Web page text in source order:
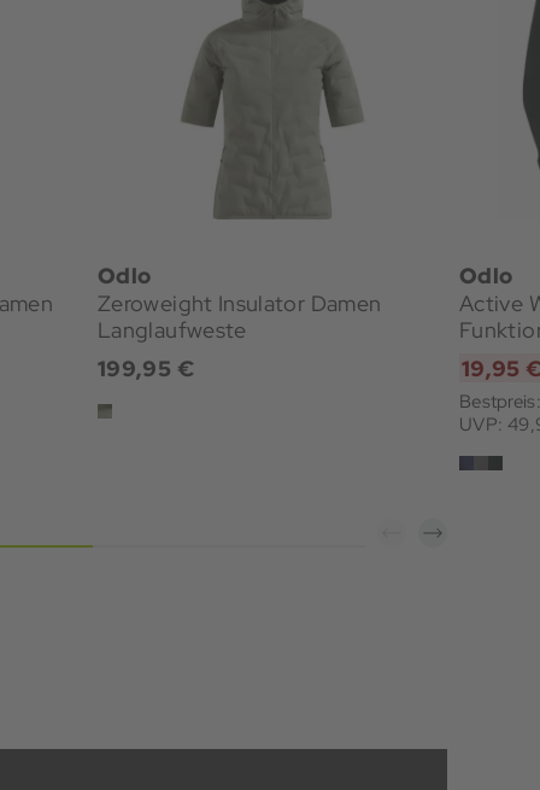
Odlo
Zeroweight Insulator Damen
Langlaufweste
199,95 €
Odlo
Active
19,95
UVP: